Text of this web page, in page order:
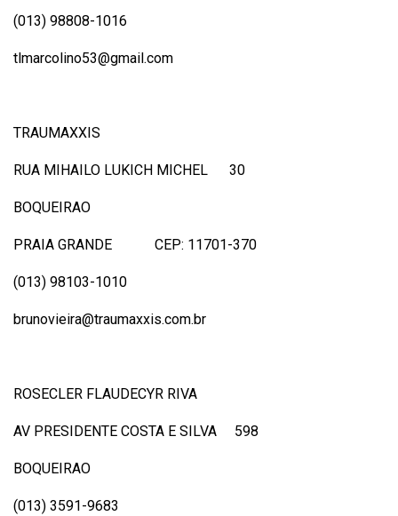
(013) 98808-1016
tlmarcolino53@gmail.com
TRAUMAXXIS
RUA MIHAILO LUKICH MICHEL 30
BOQUEIRAO
PRAIA GRANDE CEP: 11701-370
(013) 98103-1010
brunovieira@traumaxxis.com.br
ROSECLER FLAUDECYR RIVA
AV PRESIDENTE COSTA E SILVA 598
BOQUEIRAO
(013) 3591-9683